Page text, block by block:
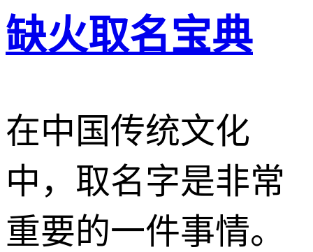
缺火取名宝典
在中国传统文化
中，取名字是非常
重要的一件事情。